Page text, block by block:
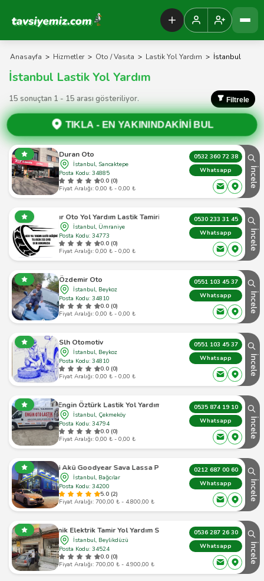
Tavsiyemiz Anasayfa
Anasayfa > Hizmetler > Oto / Vasıta > Lastik Yol Yardım > İstanbul
İstanbul Lastik Yol Yardım
15 sonuçtan 1 - 15 arası gösteriliyor. Filtrele
TIKLA -EN YAKININDAKİNİ BUL
Duran Oto
İstanbul, Sancaktepe
Posta Kodu: 34885
0.0 (0)
Fiyat Aralığı: 0,00 ₺ - 0,00 ₺
0532 360 72 38
Whatsapp
İncele
Hızır Oto Yol Yardım Lastik Tamiri 7/24
İstanbul, Ümraniye
Posta Kodu: 34773
0.0 (0)
Fiyat Aralığı: 0,00 ₺ - 0,00 ₺
0530 233 31 45
Whatsapp
İncele
Özdemir Oto
İstanbul, Beykoz
Posta Kodu: 34810
0.0 (0)
Fiyat Aralığı: 0,00 ₺ - 0,00 ₺
0551 103 45 37
Whatsapp
İncele
Slh Otomotiv
İstanbul, Beykoz
Posta Kodu: 34810
0.0 (0)
Fiyat Aralığı: 0,00 ₺ - 0,00 ₺
0551 103 45 37
Whatsapp
İncele
Engin Öztürk Lastik Yol Yardım
İstanbul, Çekmeköy
Posta Kodu: 34794
0.0 (0)
Fiyat Aralığı: 0,00 ₺ - 0,00 ₺
0535 874 19 10
Whatsapp
İncele
Akü Goodyear Sava Lassa Pirelli Petlas Kumho Lastikleri
İstanbul, Bağcılar
Posta Kodu: 34200
5.0 (2)
Fiyat Aralığı: 700,00 ₺ - 4.800,00 ₺
0212 687 00 60
Whatsapp
İncele
Mekanik Elektrik Tamir Yol Yardım Servis Beylikdüzü
İstanbul, Beylikdüzü
Posta Kodu: 34524
0.0 (0)
Fiyat Aralığı: 700,00 ₺ - 4.900,00 ₺
0536 287 26 30
Whatsapp
İncele